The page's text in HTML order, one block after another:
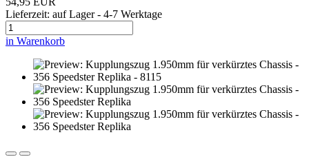
Lieferzeit: auf Lager - 4-7 Werktage
in Warenkorb